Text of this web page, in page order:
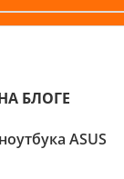
БЛОГЕ
ASUS